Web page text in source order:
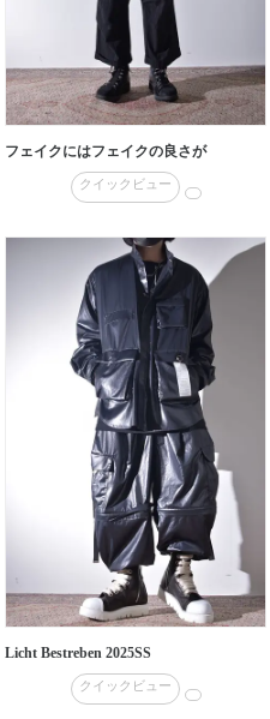
フェイクにはフェイクの良さが
クイックビュー
Licht Bestreben 2025SS
クイックビュー